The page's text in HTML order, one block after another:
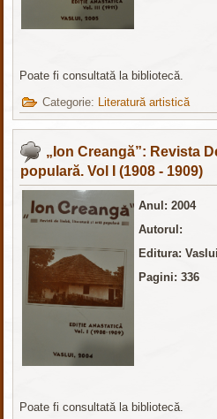
Poate fi consultată la bibliotecă.
Categorie:
Literatură artistică
„Ion Creangă”: Revista
populară. Vol I (1908 - 1909)
Anul: 2004
Autorul:
Editura: Vaslui
Pagini: 336
Poate fi consultată la bibliotecă.